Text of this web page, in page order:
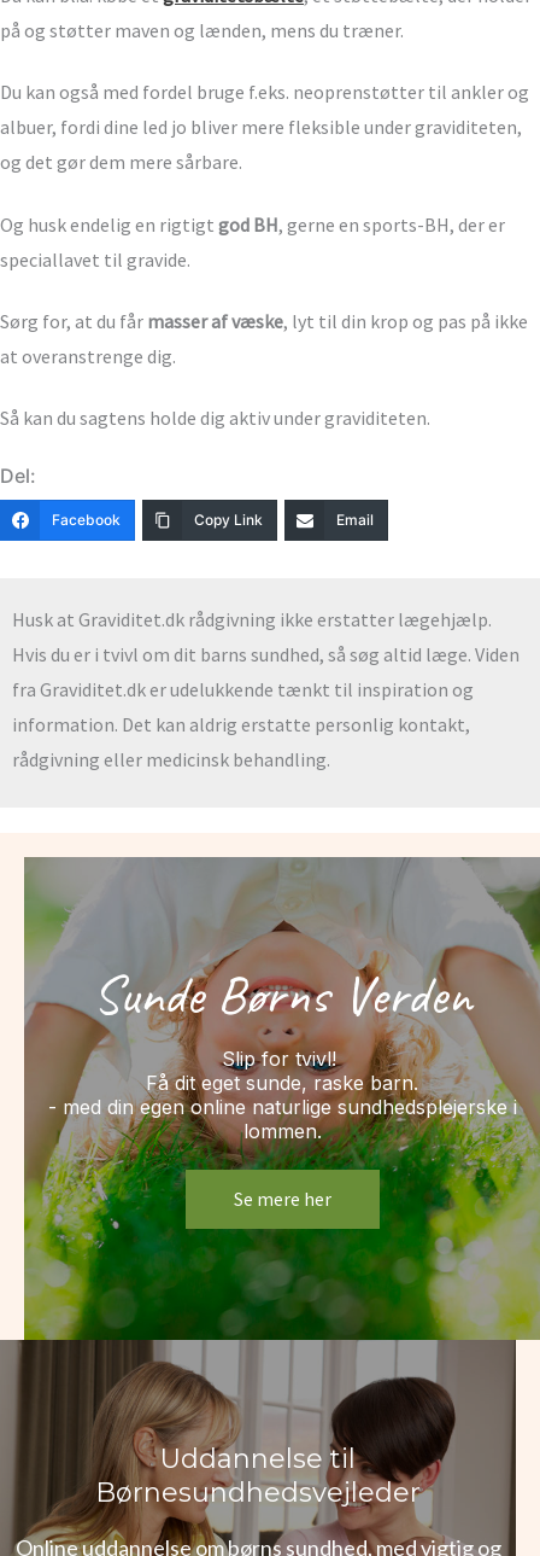
på og støtter maven og lænden, mens du træner.
Du kan også med fordel bruge f.eks. neoprenstøtter til ankler og
albuer, fordi dine led jo bliver mere fleksible under graviditeten,
og det gør dem mere sårbare.
Og husk endelig en rigtigt god BH, gerne en sports-BH, der er
speciallavet til gravide.
Sørg for, at du får masser af væske, lyt til din krop og pas på ikke
at overanstrenge dig.
Så kan du sagtens holde dig aktiv under graviditeten.
Del:
Facebook Copy Link Email
Husk at Graviditet.dk rådgivning ikke erstatter lægehjælp.
Hvis du er i tvivl om dit barns sundhed, så søg altid læge. Viden
fra Graviditet.dk er udelukkende tænkt til inspiration og
information. Det kan aldrig erstatte personlig kontakt,
rådgivning eller medicinsk behandling.
Sunde Børns Verden
Slip for tvivl!
Få dit eget sunde, raske barn.
- med din egen online naturlige sundhedsplejerske i
lommen.
Se mere her
Uddannelse til
Børnesundhedsvejleder
Online uddannelse om børns sundhed, med vigtig og